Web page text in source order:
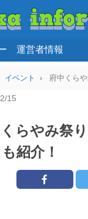
運営者情報
イベント 府中くら
15
らやみ祭
紹介！